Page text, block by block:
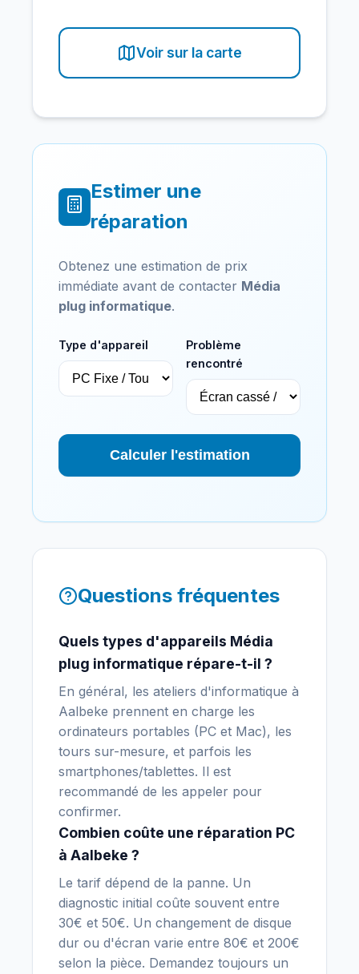
Voir sur la carte
Estimer une
réparation
Obtenez une estimation de prix
immédiate avant de contacter Média
plug informatique.
Type d'appareil
Problème
rencontré
Calculer l'estimation
Questions fréquentes
Quels types d'appareils Média
plug informatique répare-t-il ?
En général, les ateliers d'informatique à
Aalbeke prennent en charge les
ordinateurs portables (PC et Mac), les
tours sur-mesure, et parfois les
smartphones/tablettes. Il est
recommandé de les appeler pour
confirmer.
Combien coûte une réparation PC
à Aalbeke ?
Le tarif dépend de la panne. Un
diagnostic initial coûte souvent entre
30€ et 50€. Un changement de disque
dur ou d'écran varie entre 80€ et 200€
selon la pièce. Demandez toujours un